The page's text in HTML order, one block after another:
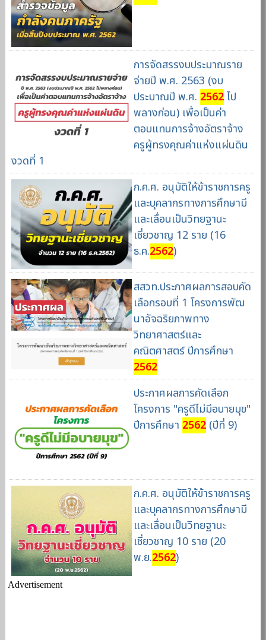
การจัดสรรงบประมาณราย
จ่ายปี พ.ศ. 2563 (งบ
ประมาณปี พ.ศ. 2562ไป
พลางก่อน) เพื่อเป็นค่า
ตอบแทนการจ้างอัตราจ้าง
ครูผู้ทรงคุณค่าแห่งแผ่นดิน
งวดที่ 1
ก.ค.ศ. อนุมัติให้ข้าราชการครู
และบุคลากรทางการศึกษามี
และเลื่อนเป็นวิทยฐานะ
เชี่ยวชาญ 12 ราย (16
ธ.ค.2562)
สสวท.ประกาศผลการสอบคัด
เลือกรอบที่ 1 โครงการพัฒ
นาอัจฉริยภาพทาง
วิทยาศาสตร์และ
คณิตศาสตร์ ปีการศึกษา
2562
ประกาศผลการคัดเลือก
โครงการ "ครูดีไม่มีอบายมุข"
ปีการศึกษา 2562(ปีที่ 9)
ก.ค.ศ. อนุมัติให้ข้าราชการครู
และบุคลากรทางการศึกษามี
และเลื่อนเป็นวิทยฐานะ
เชี่ยวชาญ 10 ราย (20
พ.ย.2562)
Advertisement